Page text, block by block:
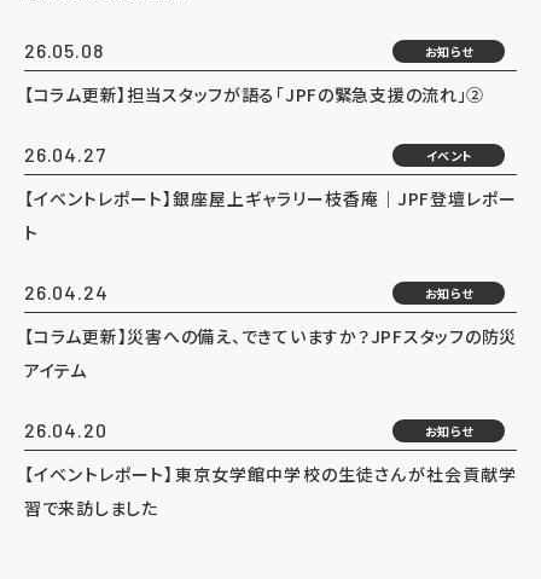
26.05.08 お知らせ
【コラム更新】担当スタッフが語る「JPFの緊急支援の流れ」②
26.04.27 イベント
【イベントレポート】銀座屋上ギャラリー枝香庵｜JPF登壇レポー
ト
26.04.24 お知らせ
【コラム更新】災害への備え、できていますか？JPFスタッフの防災
アイテム
26.04.20 お知らせ
【イベントレポート】東京女学館中学校の生徒さんが社会貢献学
習で来訪しました